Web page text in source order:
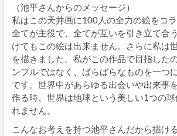
（池平さんからのメッセージ）
私はこの天井画に100人の全力の絵をコラ
全てが主役で、全てが互いを引き立て合
けてもこの絵は出来ません。さらに私は
を描きました。私がこの作品で目指した
ンプルではなく、ばらばらなものを一つ
です。世界中があらゆる出会いや出来事
作る時、世界は地球という美しい1つの
れません。
こんなお考えを持つ池平さんだから描ける